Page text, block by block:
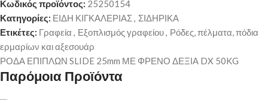
Κωδικός προϊόντος: 25250154
Κατηγορίες: ΕΙΔΗ ΚΙΓΚΑΛΕΡΙΑΣ, ΣΙΔΗΡΙΚΑ
Ετικέτες: Γραφεία , Εξοπλισμός γραφείου, Ρόδες, πέλματα, πόδια
ερμαρίων και αξεσουάρ
ΡΟΔΑ ΕΠΙΠΛΩΝ SLIDE 25mm ΜΕ ΦΡΕΝΟ ΔΕΞΙΑ DX 50KG
Παρόμοια Προϊόντα